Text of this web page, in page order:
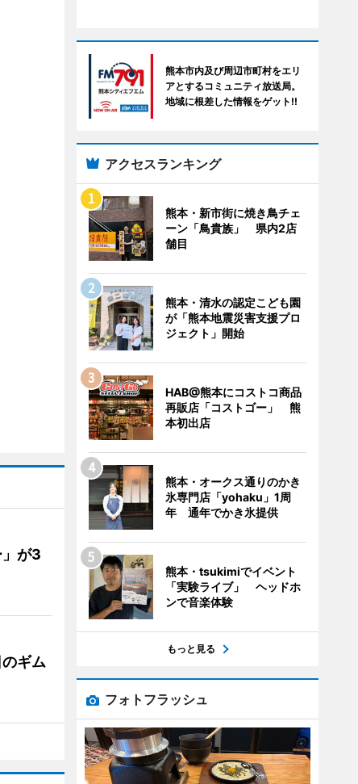
が3
ギム
熊本市内及び周辺市町村をエリ
アとするコミュニティ放送局。
地域に根差した情報をゲット!!
アクセスランキング
熊本・新市街に焼き鳥チェ
ーン「鳥貴族」 県内2店
舗目
熊本・清水の認定こども園
が「熊本地震災害支援プロ
ジェクト」開始
HAB@熊本にコストコ商品
再販店「コストゴー」 熊
本初出店
熊本・オークス通りのかき
氷専門店「yohaku」1周
年 通年でかき氷提供
熊本・tsukimiでイベント
「実験ライブ」 ヘッドホ
ンで音楽体験
もっと見る
フォトフラッシュ